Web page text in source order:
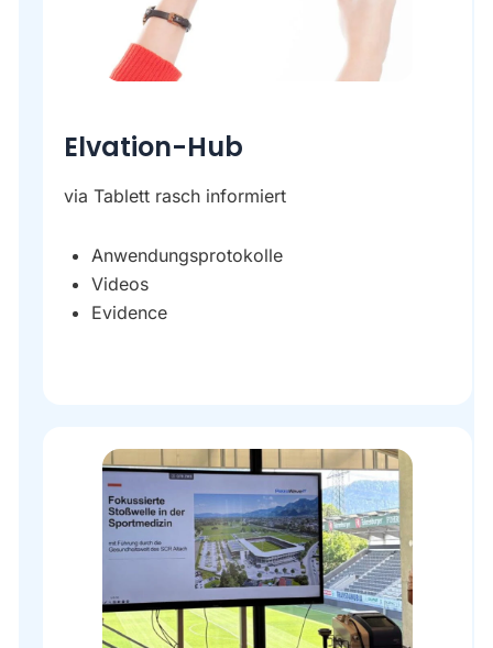
Elvation-Hub
via Tablett rasch informiert
Anwendungsprotokolle
Videos
Evidence